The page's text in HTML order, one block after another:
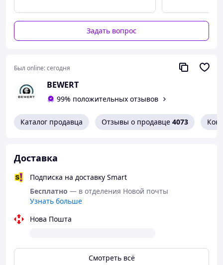
Задать вопрос
Был online:сегодня
BEWERT
99% положительных отзывов
Каталог продавца Отзывы о продавце 4073
Доставка
Подписка на доставку Smart
Бесплатно — в отделения Новой почты
Узнать больше
Нова Пошта
Смотреть всё